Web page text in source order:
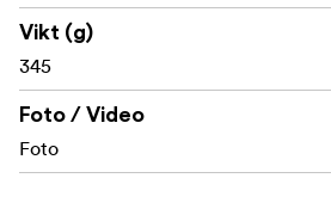
Vikt (g)
345
Foto / Video
Foto